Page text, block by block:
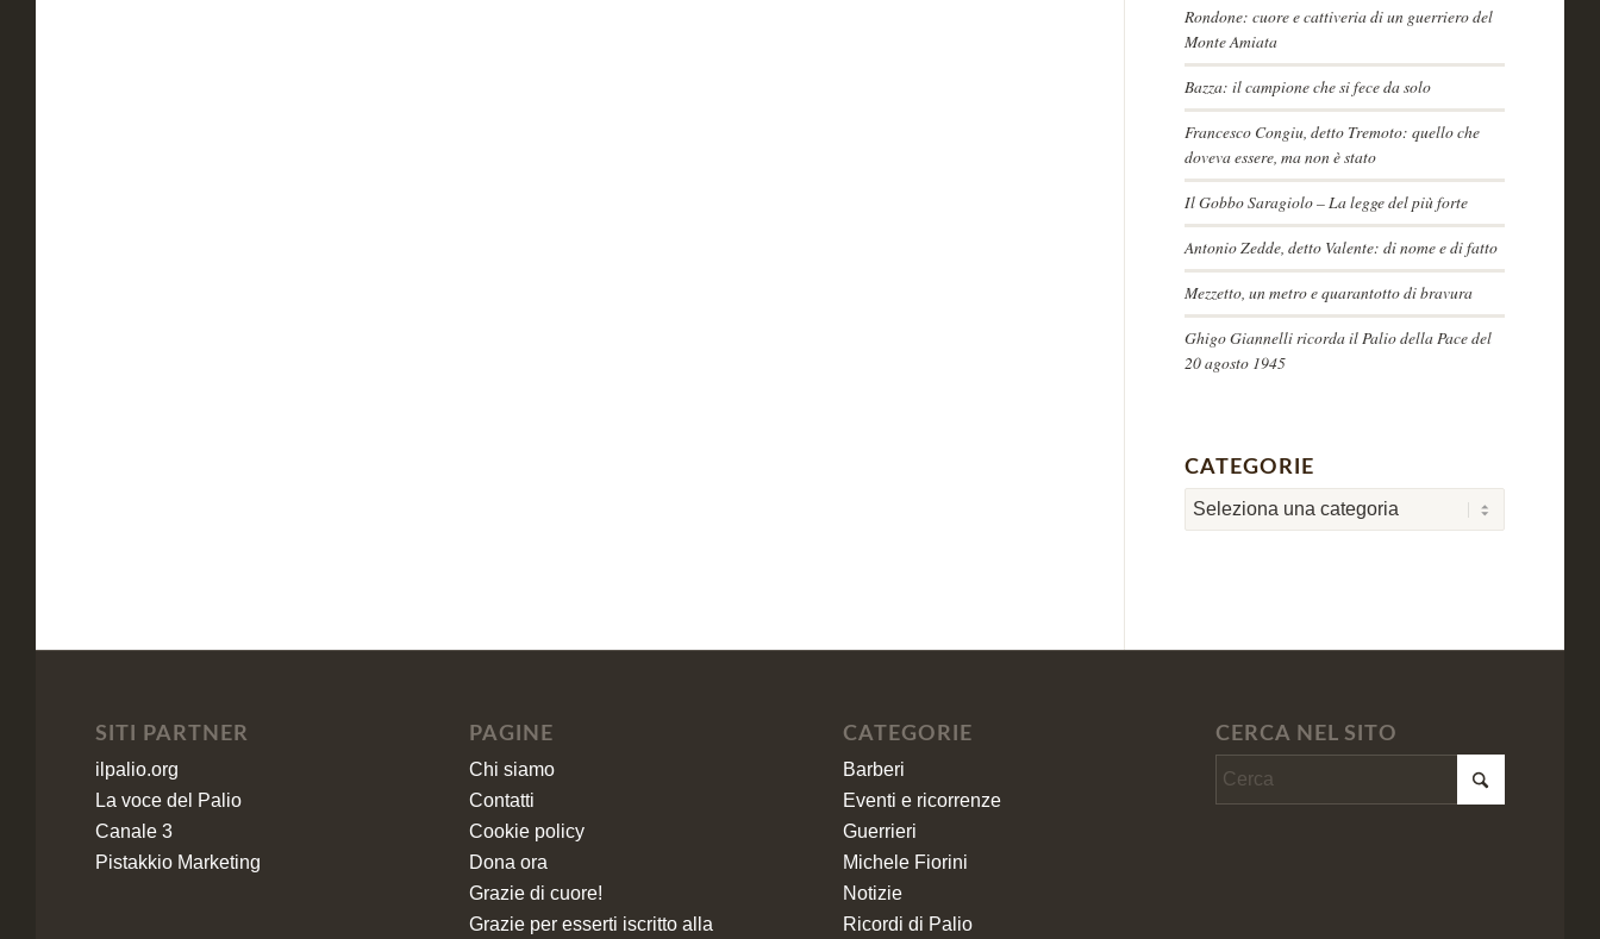
Rondone: cuore e cattiveria di un guerriero del
Monte Amiata
Bazza: il campione che si fece da solo
Francesco Congiu, detto Tremoto: quello che
doveva essere, ma non è stato
Il Gobbo Saragiolo – La legge del più forte
Antonio Zedde, detto Valente: di nome e di fatto
Mezzetto, un metro e quarantotto di bravura
Ghigo Giannelli ricorda il Palio della Pace del
20 agosto 1945
CATEGORIE
Categorie
SITI PARTNER
ilpalio.org
La voce del Palio
Canale 3
Pistakkio Marketing
PAGINE
Chi siamo
Contatti
Cookie policy
Dona ora
Grazie di cuore!
Grazie per esserti iscritto alla
CATEGORIE
Barberi
Eventi e ricorrenze
Guerrieri
Michele Fiorini
Notizie
Ricordi di Palio
CERCA NEL SITO